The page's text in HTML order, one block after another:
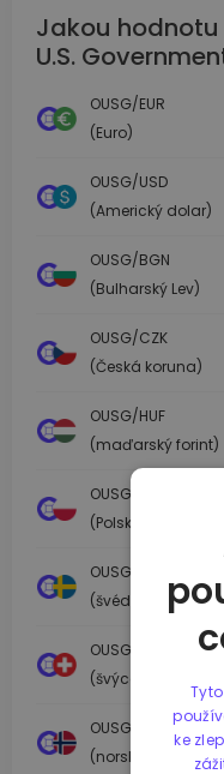
Jakou hodnotu
U.S.
OUSG/EUR
(Euro)
OUSG/USD
(Americký dolar)
OUSG/BGN
(Bulharský Lev)
OUSG/CZK
(Česká koruna)
OUSG/HUF
(maďarský forint)
OUSG/PLN
(Polský zlotý)
OUSG/SEK
(švédská koruna)
OUSG/CHF
(švýcarský frank)
OUSG/NOK
(norská koruna)
ke